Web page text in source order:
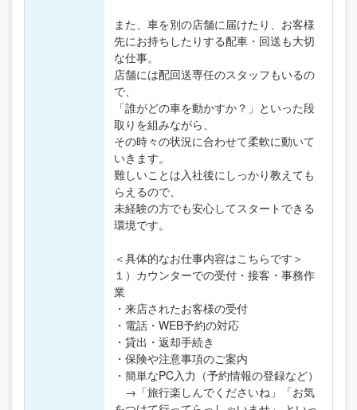
また、車を別の店舗に届けたり、お客様
先にお持ちしたりする配車・回送も大切
な仕事。
店舗には配回送専任のスタッフもいるの
で、
「誰がどの車を動かすか？」といった段
取りを組みながら、
その時々の状況に合わせて柔軟に動いて
いきます。
難しいことは入社後にしっかり教えても
らえるので、
未経験の方でも安心してスタートできる
環境です。
＜具体的なお仕事内容はこちらです＞
１）カウンターでの受付・接客・事務作
業
・来店されたお客様の受付
・電話・WEB予約の対応
・貸出・返却手続き
・保険や注意事項のご案内
・簡単なPC入力（予約情報の登録など）
→「旅行楽しんでくださいね」「お気